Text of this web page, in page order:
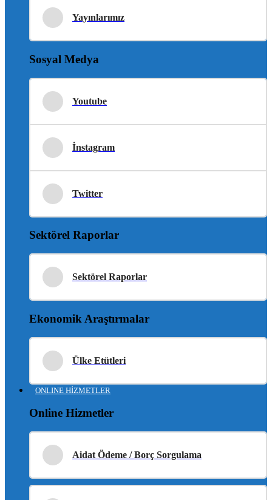
Yayınlarımız
Sosyal Medya
Youtube
İnstagram
Twitter
Sektörel Raporlar
Sektörel Raporlar
Ekonomik Araştırmalar
Ülke Etütleri
ONLINE HİZMETLER
Online Hizmetler
Aidat Ödeme / Borç Sorgulama